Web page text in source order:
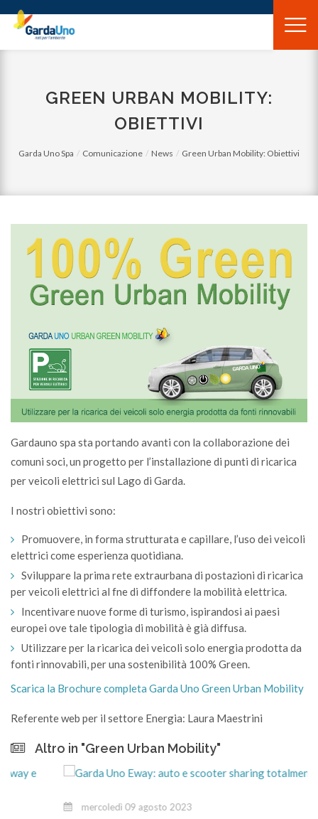
Gardauno
Spa
GREEN URBAN MOBILITY:
OBIETTIVI
Garda Uno Spa Comunicazione News Green Urban Mobility: Obiettivi
Gardauno spa sta portando avanti con la collaborazione dei
comuni soci, un progetto per l’installazione di punti di ricarica
per veicoli elettrici sul Lago di Garda.
I nostri obiettivi sono:
Promuovere, in forma strutturata e capillare, l’uso dei veicoli
elettrici come esperienza quotidiana.
Sviluppare la prima rete extraurbana di postazioni di ricarica
per veicoli elettrici al fne di diffondere la mobilità elettrica.
Incentivare nuove forme di turismo, ispirandosi ai paesi
europei ove tale tipologia di mobilità è già diffusa.
Utilizzare per la ricarica dei veicoli solo energia prodotta da
fonti rinnovabili, per una sostenibilità 100% Green.
Scarica la Brochure completa Garda Uno Green Urban Mobility
Referente web per il settore Energia: Laura Maestrini
Altro in "Green Urban Mobility"
mercoledì 09 agosto 2023